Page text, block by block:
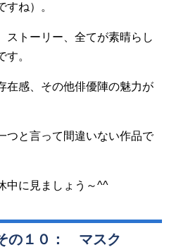
すね）。
ストーリー、全てが素晴らし
す。
在感、その他俳優陣の魅力が
つと言って間違いない作品で
中に見ましょう～^^
の１０： マスク